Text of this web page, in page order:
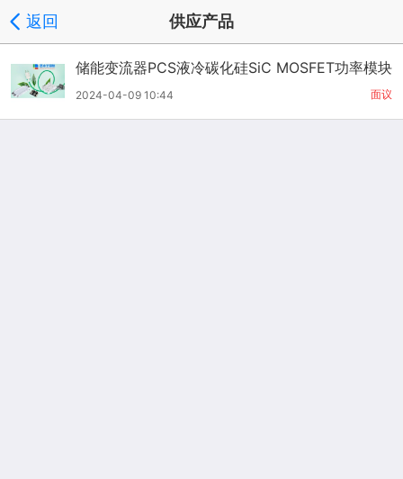
返回 供应产品
储能变流器PCS液冷碳化硅SiC MOSFET功率模块
面议
2024-04-09 10:44